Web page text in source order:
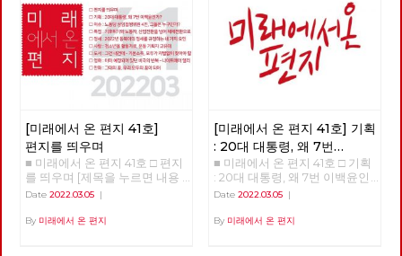
[미래에서 온 편지 41호]
편지를 띄우며
■ 미래에서 온 편지 41호 □ 편지
를 띄우며 [제목을 누르면 내용
을 볼 수 있습니다.] □ 편지를 띄
번 이백윤인가? □ 이슈 : 노동당
Date 2022.03.05 |
By 미래에서 온 편지
[미래에서 온 편지 41호] 기획
: 20대 대통령, 왜 7번
이백윤인가? (1)
■ 미래에서 온 편지 41호 □ 기획
: 20대 대통령, 왜 7번 이백윤인
가? >>>>>> 업로드 준비중
Date 2022.03.05|
By 미래에서 온 편지